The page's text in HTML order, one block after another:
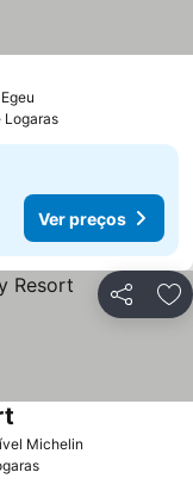
Logaras
Ver preços
Partilhar
Michelin